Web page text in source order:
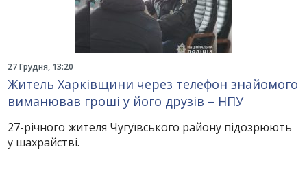
27 Грудня, 13:20
Житель Харківщини через телефон знайомого
виманював гроші у його друзів – НПУ
27-річного жителя Чугуївського району підозрюють
у шахрайстві.